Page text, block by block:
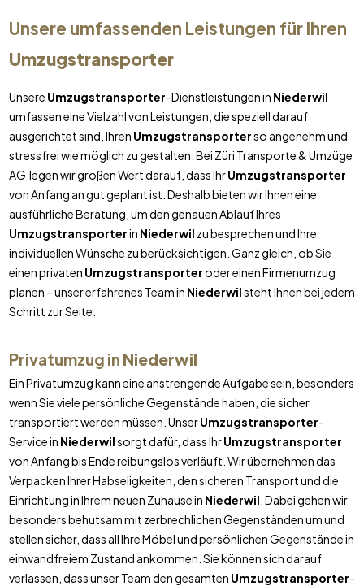
Unsere umfassenden Leistungen für Ihren
Umzugstransporter
Unsere Umzugstransporter-Dienstleistungen in Niederwil
umfassen eine Vielzahl von Leistungen, die speziell darauf
ausgerichtet sind, Ihren Umzugstransporterso angenehm und
stressfrei wie möglich zu gestalten. Bei Züri Transporte & Umzüge
AG legen wir großen Wert darauf, dass IhrUmzugstransporter
von Anfang an gut geplant ist. Deshalb bieten wir Ihnen eine
ausführliche Beratung, um den genauen Ablauf Ihres
Umzugstransporterin Niederwil zu besprechen und Ihre
individuellen Wünsche zu berücksichtigen. Ganz gleich, ob Sie
einen privaten Umzugstransporteroder einen Firmenumzug
planen – unser erfahrenes Team in Niederwilsteht Ihnen bei jedem
Schritt zur Seite.
Privatumzug in Niederwil
Ein Privatumzug kann eine anstrengende Aufgabe sein, besonders
wenn Sie viele persönliche Gegenstände haben, die sicher
transportiert werden müssen. UnserUmzugstransporter-
Service in Niederwilsorgt dafür, dass IhrUmzugstransporter
von Anfang bis Ende reibungslos verläuft. Wir übernehmen das
Verpacken Ihrer Habseligkeiten, den sicheren Transport und die
Einrichtung in Ihrem neuen Zuhause in Niederwil . Dabei gehen wir
besonders behutsam mit zerbrechlichen Gegenständen um und
stellen sicher, dass all Ihre Möbel und persönlichen Gegenstände in
einwandfreiem Zustand ankommen. Sie können sich darauf
verlassen, dass unser Team den gesamten Umzugstransporter-